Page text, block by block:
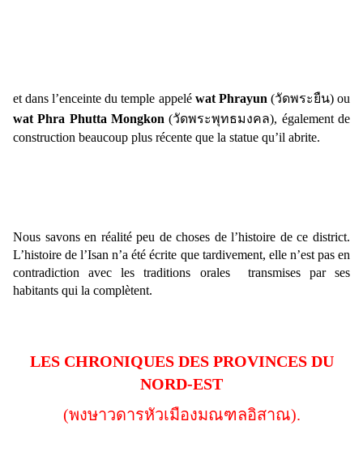
et dans l’enceinte du temple appelé wat Phrayun (วัดพระยืน) ou
wat Phra Phutta Mongkon (วัดพระพุทธมงคล), également de
construction beaucoup plus récente que la statue qu’il abrite.
Nous savons en réalité peu de choses de l’histoire de ce district.
L’histoire de l’Isan n’a été écrite que tardivement, elle n’est pas en
contradiction avec les traditions orales transmises par ses
habitants qui la complètent.
LES CHRONIQUES DES PROVINCES DU
NORD-EST
(พงษาวดารหัวเมืองมณฑลอิสาณ).